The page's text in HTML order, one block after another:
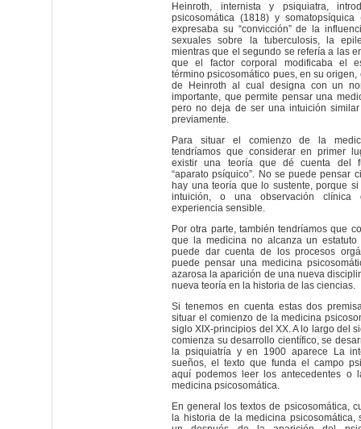
Heinroth, internista y psiquiatra,
psicosomática (1818) y
expresaba su “convicción” de la
sexuales sobre la tuberculosis, la
mientras que el segundo se refería a las
que el factor corporal modificaba el
término psicosomático pues, en su
de Heinroth al cual designa con un
importante, que permite pensar una
pero no deja de ser una intuición
previamente.
Para situar el comienzo de la
tendríamos que considerar en primer
existir una teoría que dé cuenta del
“aparato psíquico”. No se puede pensar
hay una teoría que lo sustente, porque
intuición, o una observación
experiencia sensible.
Por otra parte, también tendríamos que
que la medicina no alcanza un estatuto
puede dar cuenta de los procesos
puede pensar una medicina
azarosa la aparición de una nueva
nueva teoría en la historia de las ciencias.
Si tenemos en cuenta estas dos
situar el comienzo de la medicina
siglo XIX-principios del XX. A lo largo del
comienza su desarrollo científico, se
la psiquiatría y en 1900 aparece La
sueños, el texto que funda el campo
aquí podemos leer los antecedentes o
medicina psicosomática.
En general los textos de psicosomática,
la historia de la medicina psicosomática,